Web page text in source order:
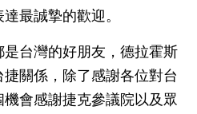
最誠摯的歡迎。
台灣的好朋友，德拉霍斯
關係，除了感謝各位對台
會感謝捷克參議院以及眾